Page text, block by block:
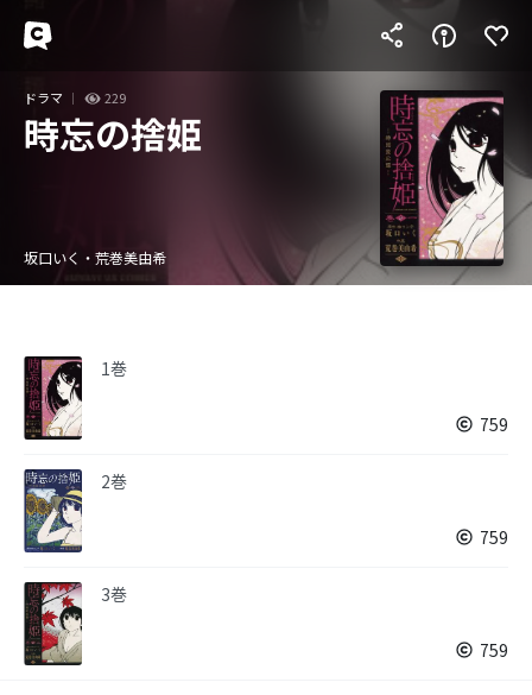
ドラマ 229
時忘の捨姫
坂口いく・荒巻美由希
1巻
759
2巻
759
3巻
759